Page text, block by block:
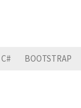
C# BOOTSTRAP